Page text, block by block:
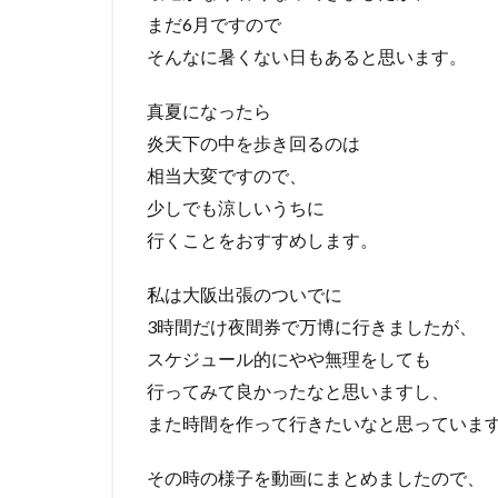
まだ6月ですので
そんなに暑くない日もあると思います。
真夏になったら
炎天下の中を歩き回るのは
相当大変ですので、
少しでも涼しいうちに
行くことをおすすめします。
私は大阪出張のついでに
3時間だけ夜間券で万博に行きましたが、
スケジュール的にやや無理をしても
行ってみて良かったなと思いますし、
また時間を作って行きたいなと思っていま
その時の様子を動画にまとめましたので、